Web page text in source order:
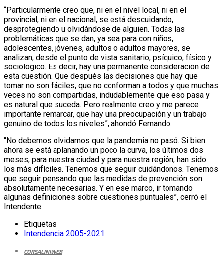
“Particularmente creo que, ni en el nivel local, ni en el
provincial, ni en el nacional, se está descuidando,
desprotegiendo u olvidándose de alguien. Todas las
problemáticas que se dan, ya sea para con niños,
adolescentes, jóvenes, adultos o adultos mayores, se
analizan, desde el punto de vista sanitario, psíquico, físico y
sociológico. Es decir, hay una permanente consideración de
esta cuestión. Que después las decisiones que hay que
tomar no son fáciles, que no conforman a todos y que muchas
veces no son compartidas, indudablemente que eso pasa y
es natural que suceda. Pero realmente creo y me parece
importante remarcar, que hay una preocupación y un trabajo
genuino de todos los niveles”, ahondó Fernando.
“No debemos olvidarnos que la pandemia no pasó. Si bien
ahora se está aplanando un poco la curva, los últimos dos
meses, para nuestra ciudad y para nuestra región, han sido
los más difíciles. Tenemos que seguir cuidándonos. Tenemos
que seguir pensando que las medidas de prevención son
absolutamente necesarias. Y en ese marco, ir tomando
algunas definiciones sobre cuestiones puntuales”, cerró el
Intendente.
Etiquetas
Intendencia 2005-2021
CORSALINIWEB